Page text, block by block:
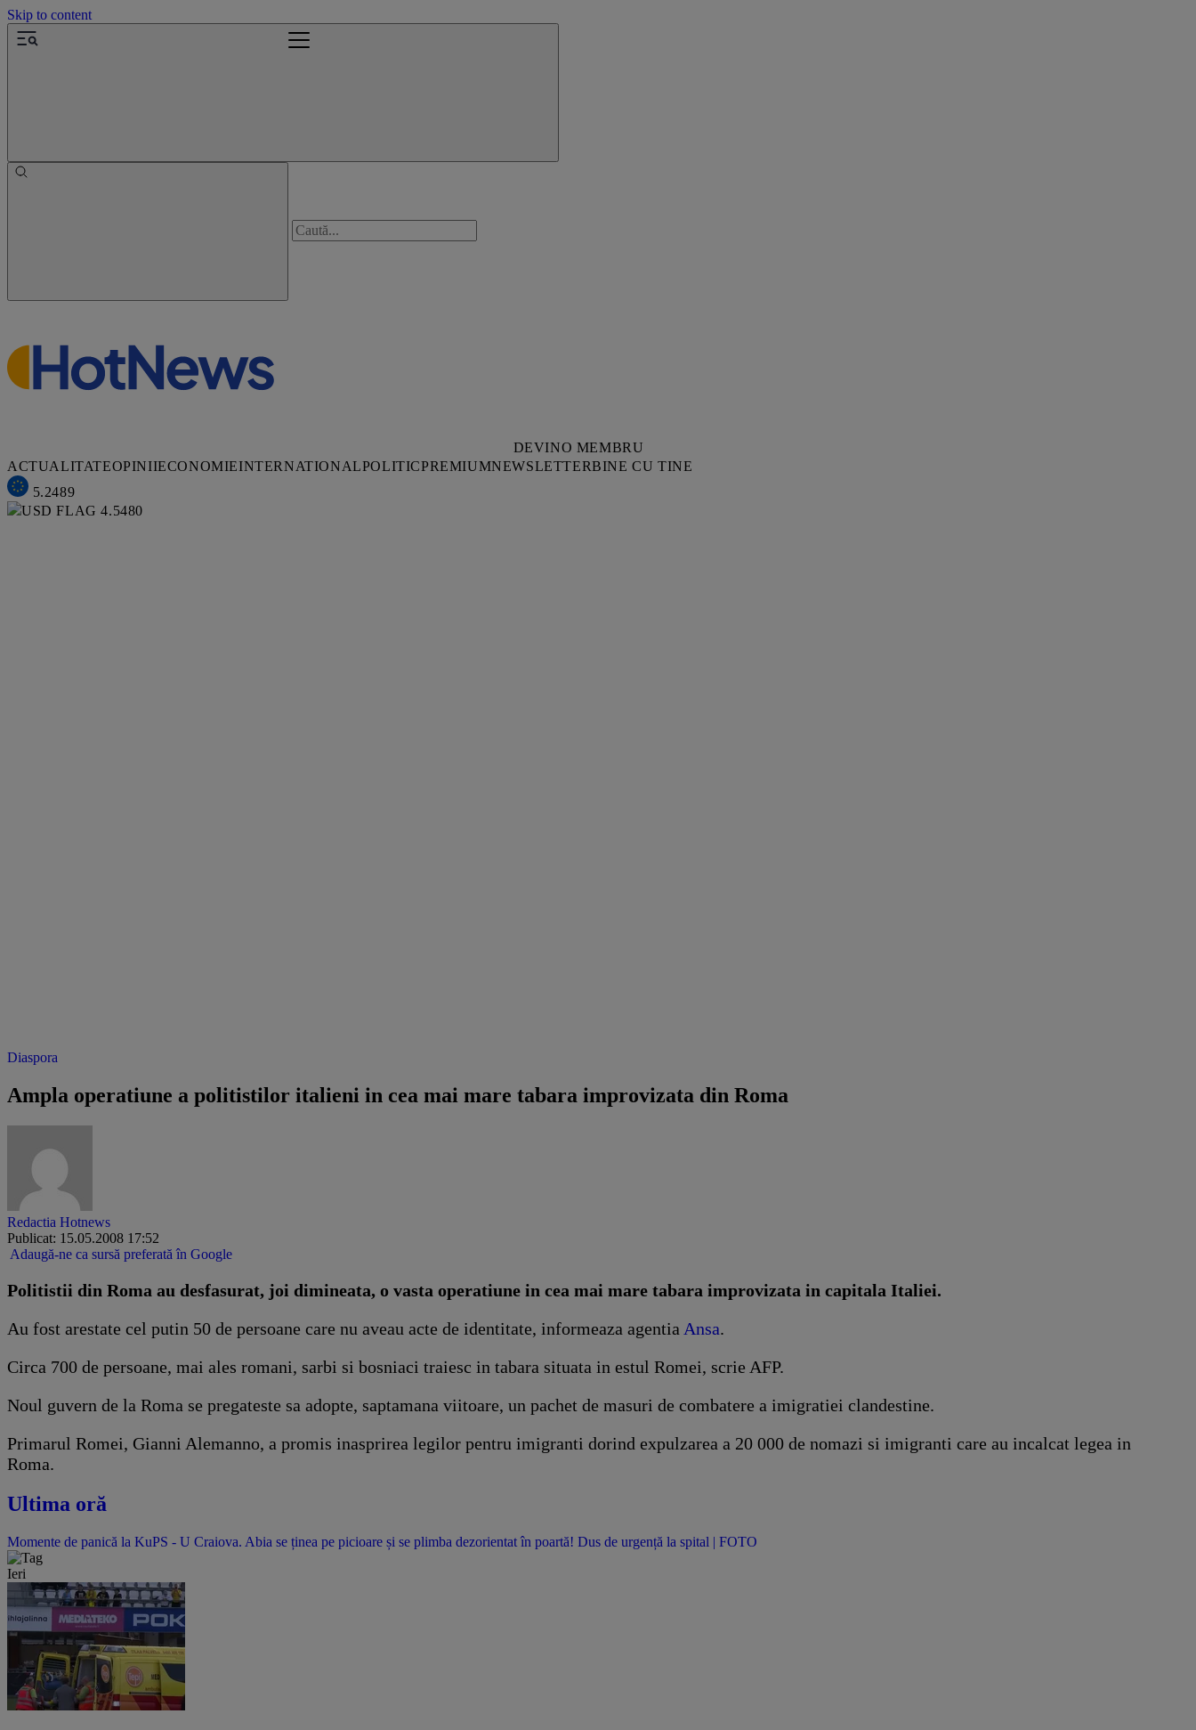
Skip to content
DEVINO MEMBRU
ACTUALITATEOPINIIECONOMIEINTERNATIONALPOLITICPREMIUMNEWSLETTERBINE CU TINE
5.2489
4.5480
Diaspora
Ampla operatiune a politistilor italieni in cea mai mare tabara improvizata din Roma
Redactia Hotnews
Publicat: 15.05.2008 17:52
Adaugă-ne ca sursă preferată în Google
Politistii din Roma au desfasurat, joi dimineata, o vasta operatiune in cea mai mare tabara improvizata in capitala Italiei.
Au fost arestate cel putin 50 de persoane care nu aveau acte de identitate, informeaza agentia Ansa.
Circa 700 de persoane, mai ales romani, sarbi si bosniaci traiesc in tabara situata in estul Romei, scrie AFP.
Noul guvern de la Roma se pregateste sa adopte, saptamana viitoare, un pachet de masuri de combatere a imigratiei clandestine.
Primarul Romei, Gianni Alemanno, a promis inasprirea legilor pentru imigranti dorind expulzarea a 20 000 de nomazi si imigranti care au incalcat legea in
Roma.
Ultima oră
Momente de panică la KuPS - U Craiova. Abia se ținea pe picioare și se plimba dezorientat în poartă! Dus de urgență la spital | FOTO
Ieri